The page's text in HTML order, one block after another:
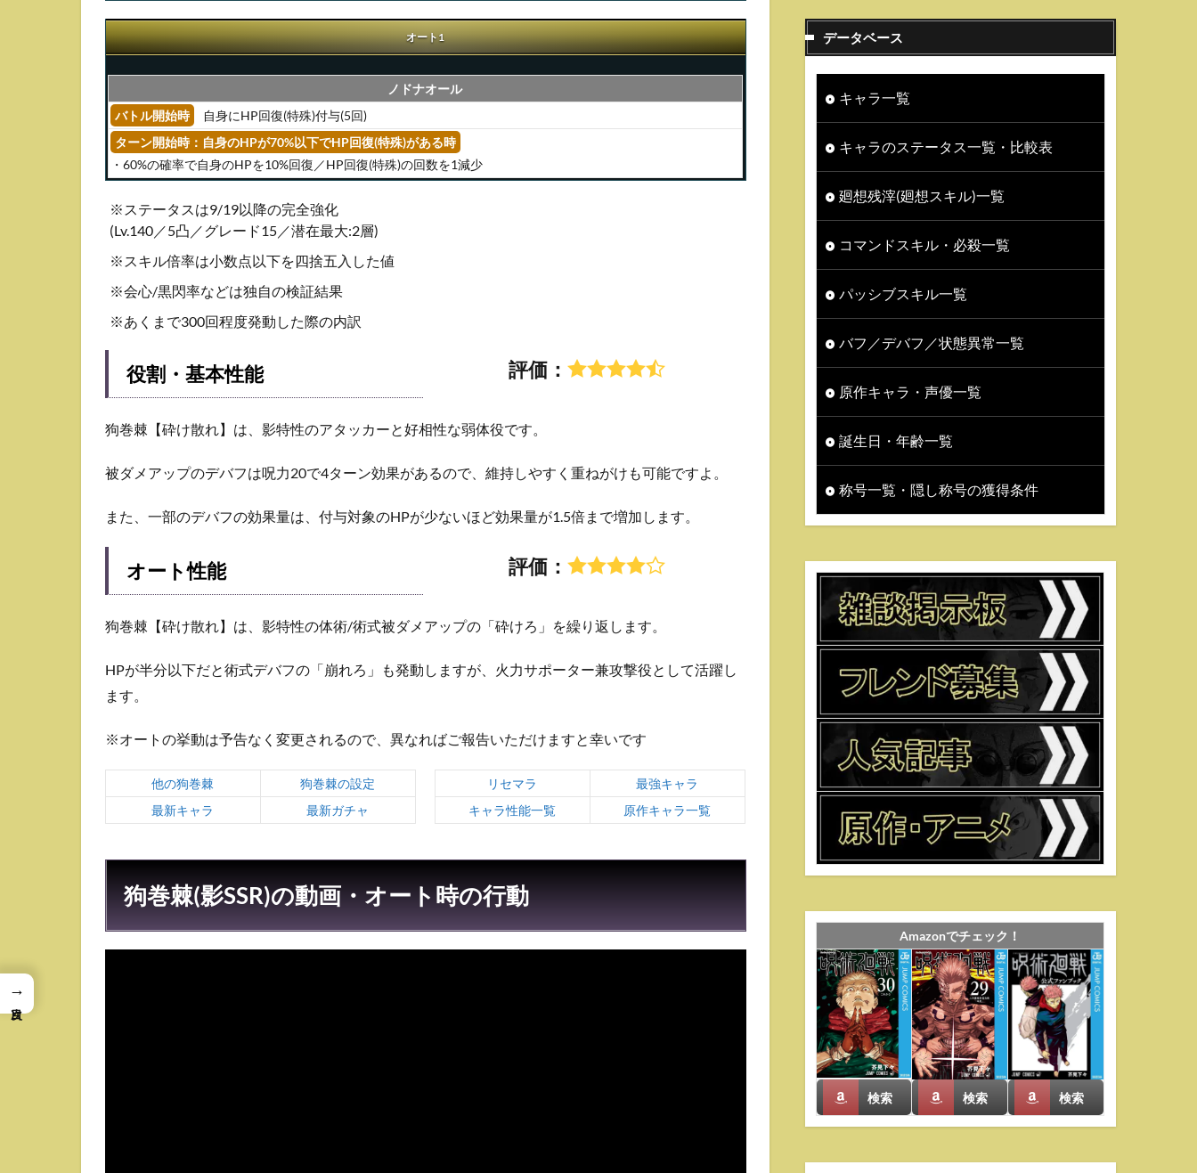
4.3
必殺
キル
オート1
ノドナオール
バトル開始時
自身にHP回復(特殊)付与(5回)
ターン開始時：自身のHPが70%以下でHP回復(特殊)がある時
・60%の確率で自身のHPを10%回復／HP回復(特殊)の回数を1減少
※ステータスは9/19以降の完全強化
(Lv.140／5凸／グレード15／潜在最大:2層)
※スキル倍率は小数点以下を四捨五入した値
※会心/黒閃率などは独自の検証結果
※あくまで300回程度発動した際の内訳
役割・基本性能 評価：
狗巻棘【砕け散れ】は、影特性のアタッカーと好相性な弱体役です。
被ダメアップのデバフは呪力20で4ターン効果があるので、維持しやすく重ねがけも可能ですよ。
また、一部のデバフの効果量は、付与対象のHPが少ないほど効果量が1.5倍まで増加します。
オート性能 評価：
狗巻棘【砕け散れ】は、影特性の体術/術式被ダメアップの「砕けろ」を繰り返します。
HPが半分以下だと術式デバフの「崩れろ」も発動しますが、火力サポーター兼攻撃役として活躍し
ます。
※オートの挙動は予告なく変更されるので、異なればご報告いただけますと幸いです
他の狗巻棘
狗巻棘の設定
最新キャラ
最新ガチャ
リセマラ
最強キャラ
キャラ性能一覧
原作キャラ一覧
狗巻棘(影SSR)の動画・オート時の行動
データベース
キャラ一覧
キャラのステータス一覧・比較表
廻想残滓(廻想スキル)一覧
コマンドスキル・必殺一覧
パッシブスキル一覧
バフ／デバフ／状態異常一覧
原作キャラ・声優一覧
誕生日・年齢一覧
称号一覧・隠し称号の獲得条件
Amazonでチェック！
検索 検索 検索
→